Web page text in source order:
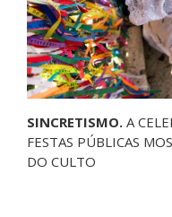
SINCRETISMO. A
FESTAS PÚBLICAS
DO CULTO